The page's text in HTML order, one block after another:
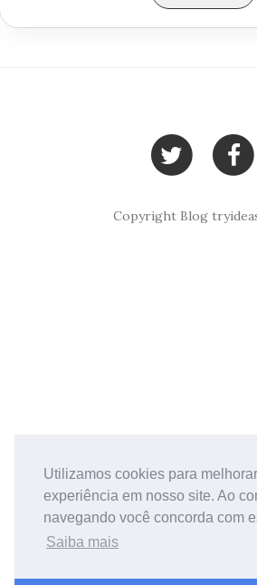
Utilizamos cookies para
experiência em nosso site. Ao
navegando você concorda com
Saiba mais
Copyright Blog